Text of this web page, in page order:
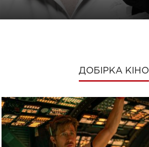
ДОБІРКА КІНО